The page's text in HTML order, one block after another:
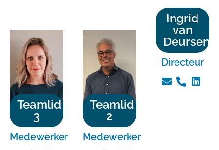
Teamlid
3
Medewerker
Teamlid
2
Medewerker
Ingrid
van
Deursen
Directeur